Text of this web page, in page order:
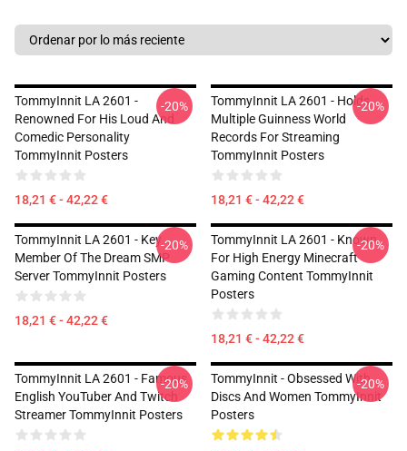
TommyInnit LA 2601 -
Renowned For His Loud And
Comedic Personality
TommyInnit Posters
18,21 € - 42,22 €
-20%
TommyInnit LA 2601 - Holds
Multiple Guinness World
Records For Streaming
TommyInnit Posters
18,21 € - 42,22 €
-20%
TommyInnit LA 2601 - Key
Member Of The Dream SMP
Server TommyInnit Posters
18,21 € - 42,22 €
-20%
TommyInnit LA 2601 - Known
For High Energy Minecraft
Gaming Content TommyInnit
Posters
18,21 € - 42,22 €
-20%
TommyInnit LA 2601 - Famous
English YouTuber And Twitch
Streamer TommyInnit Posters
-20%
TommyInnit - Obsessed With
Discs And Women TommyInnit
Posters
-20%